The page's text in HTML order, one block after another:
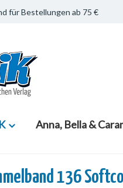
springen
für Bestellungen ab 75 €
Anna, Bella &
136